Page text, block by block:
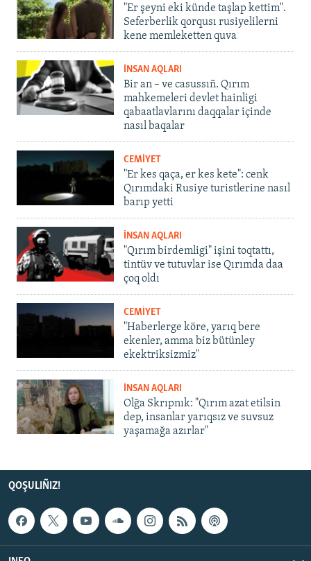
"Er şeyni eki künde taşlap kettim".
Seferberlik qorqusı rusiyelilerni
kene memleketten quva
İNSAN AQLARI
Bir an – ve casussıñ. Qırım
mahkemeleri devlet hainligi
qabaatlavlarını daqqalar içinde
nasıl baqalar
CEMİYET
"Er kes qaça, er kes kete": cenk
Qırımdaki Rusiye turistlerine nasıl
barıp yetti
İNSAN AQLARI
"Qırım birdemligi" işini toqtattı,
tintüv ve tutuvlar ise Qırımda daa
çoq oldı
CEMİYET
"Haberlerge köre, yarıq bere
ekenler, amma biz bütünley
ekektriksizmiz"
İNSAN AQLARI
Olğa Skrıpnık: "Qırım azat etilsin
dep, insanlar yarıqsız ve suvsuz
yaşamağa azırlar"
QOŞULIÑIZ!